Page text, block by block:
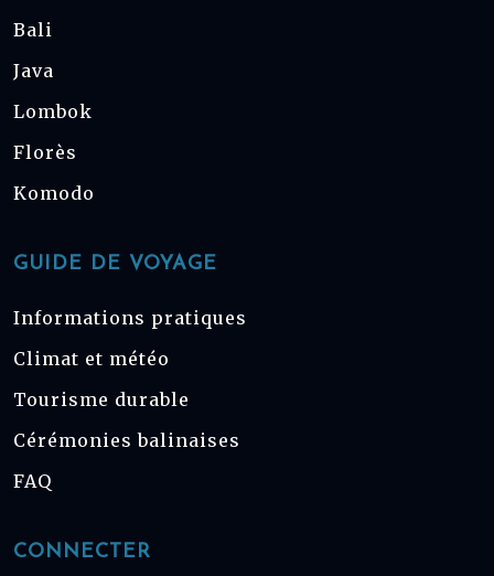
Bali
Java
Lombok
Florès
Komodo
GUIDE DE VOYAGE
Informations pratiques
Climat et météo
Tourisme durable
Cérémonies balinaises
FAQ
CONNECTER